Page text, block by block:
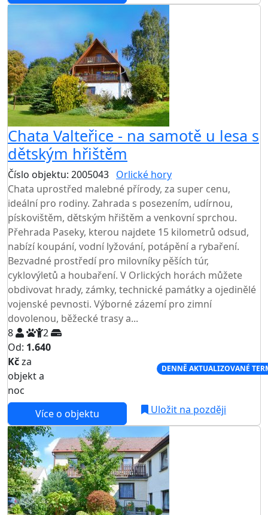
Chata Valteřice - na samotě u lesa s
dětským hřištěm
Číslo objektu: 2005043 Orlické hory
Chata uprostřed malebné přírody, za super cenu,
ideální pro rodiny. Zahrada s posezením, udírnou,
pískovištěm, dětským hřištěm a venkovní sprchou.
Přehrada Paseky, kterou najdete 15 kilometrů odsud,
nabízí koupání, vodní lyžování, potápění a rybaření.
Bezvadné prostředí pro milovníky pěších túr,
cyklovýletů a houbaření. V Orlických horách můžete
obdivovat hrady, zámky, technické památky a ojedinělé
vojenské pevnosti. Výborné zázemí pro zimní
dovolenou, běžecké trasy a...
8
2
Od: 1.640
Kčza
objekt a
noc
DENNĚ AKTUALIZOVANÉ
Více o objektu Uložit na později